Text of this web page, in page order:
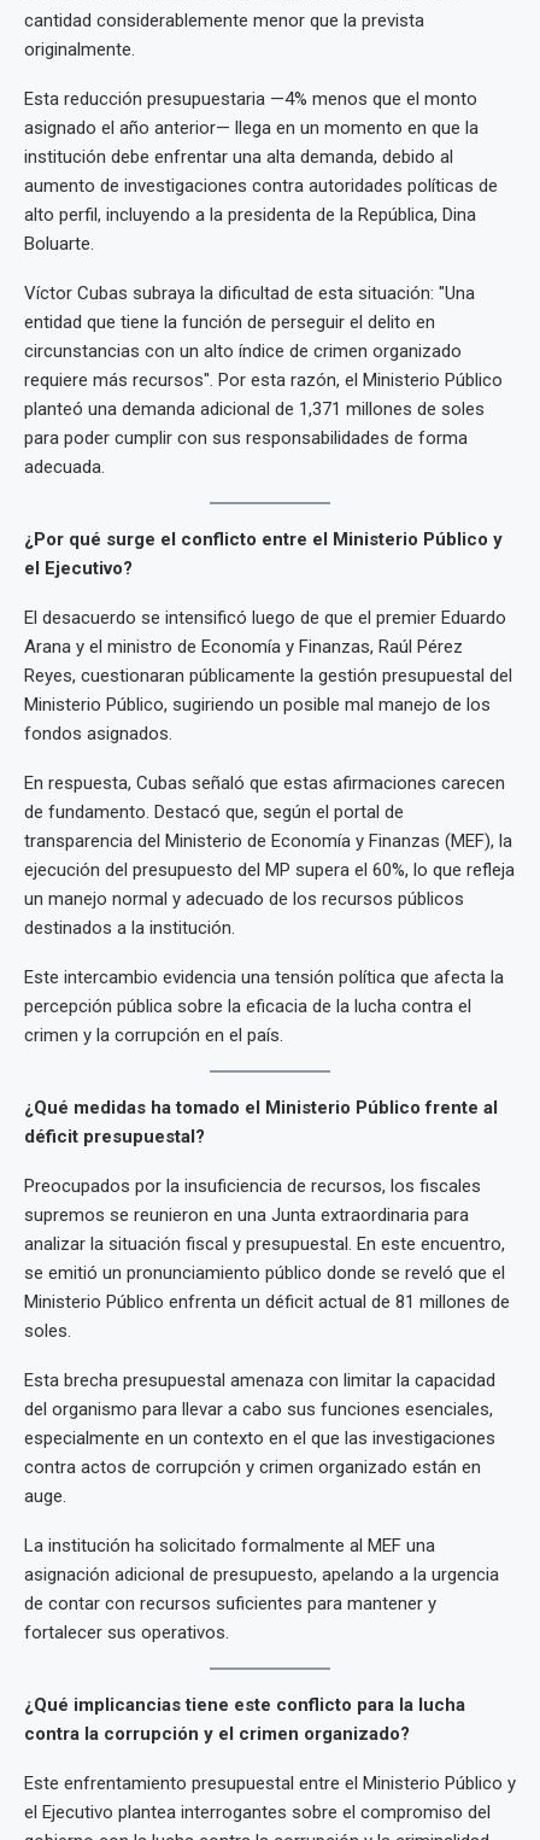
cantidad considerablemente menor que la prevista
originalmente.
Esta reducción presupuestaria —4% menos que el monto
asignado el año anterior— llega en un momento en que la
institución debe enfrentar una alta demanda, debido al
aumento de investigaciones contra autoridades políticas de
alto perfil, incluyendo a la presidenta de la República, Dina
Boluarte.
Víctor Cubas subraya la dificultad de esta situación: "Una
entidad que tiene la función de perseguir el delito en
circunstancias con un alto índice de crimen organizado
requiere más recursos". Por esta razón, el Ministerio Público
planteó una demanda adicional de 1,371 millones de soles
para poder cumplir con sus responsabilidades de forma
adecuada.
¿Por qué surge el conflicto entre el Ministerio Público y
el Ejecutivo?
El desacuerdo se intensificó luego de que el premier Eduardo
Arana y el ministro de Economía y Finanzas, Raúl Pérez
Reyes, cuestionaran públicamente la gestión presupuestal del
Ministerio Público, sugiriendo un posible mal manejo de los
fondos asignados.
En respuesta, Cubas señaló que estas afirmaciones carecen
de fundamento. Destacó que, según el portal de
transparencia del Ministerio de Economía y Finanzas (MEF), la
ejecución del presupuesto del MP supera el 60%, lo que refleja
un manejo normal y adecuado de los recursos públicos
destinados a la institución.
Este intercambio evidencia una tensión política que afecta la
percepción pública sobre la eficacia de la lucha contra el
crimen y la corrupción en el país.
¿Qué medidas ha tomado el Ministerio Público frente al
déficit presupuestal?
Preocupados por la insuficiencia de recursos, los fiscales
supremos se reunieron en una Junta extraordinaria para
analizar la situación fiscal y presupuestal. En este encuentro,
se emitió un pronunciamiento público donde se reveló que el
Ministerio Público enfrenta un déficit actual de 81 millones de
soles.
Esta brecha presupuestal amenaza con limitar la capacidad
del organismo para llevar a cabo sus funciones esenciales,
especialmente en un contexto en el que las investigaciones
contra actos de corrupción y crimen organizado están en
auge.
La institución ha solicitado formalmente al MEF una
asignación adicional de presupuesto, apelando a la urgencia
de contar con recursos suficientes para mantener y
fortalecer sus operativos.
¿Qué implicancias tiene este conflicto para la lucha
contra la corrupción y el crimen organizado?
Este enfrentamiento presupuestal entre el Ministerio Público y
el Ejecutivo plantea interrogantes sobre el compromiso del